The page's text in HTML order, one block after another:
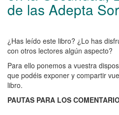
valora
el
libro:
Rosa
en
la
Oscuridad,
de las Adepta
¿Has leído este libro? ¿Lo has
con otros lectores algún aspecto?
Para ello ponemos a vuestra
que podéis exponer y compartir
libro.
PAUTAS PARA LOS